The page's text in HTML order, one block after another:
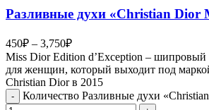
Разливные духи «Christian Dior
450₽ – 3,750₽
Miss Dior Edition d’Exception – шипровый
для женщин, который выходит под
Christian Dior в 2015
Количество Разливные духи